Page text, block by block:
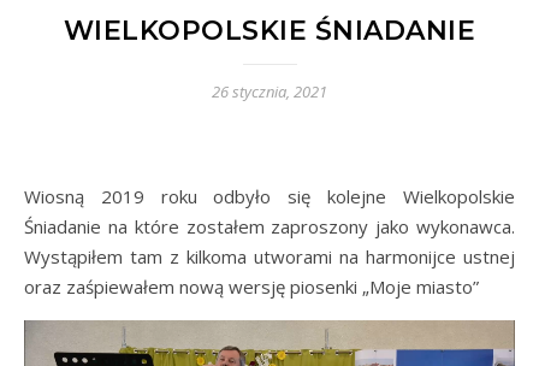
WIELKOPOLSKIE ŚNIADANIE
26 stycznia, 2021
Wiosną 2019 roku odbyło się kolejne Wielkopolskie
Śniadanie na które zostałem zaproszony jako wykonawca.
Wystąpiłem tam z kilkoma utworami na harmonijce ustnej
oraz zaśpiewałem nową wersję piosenki „Moje miasto”